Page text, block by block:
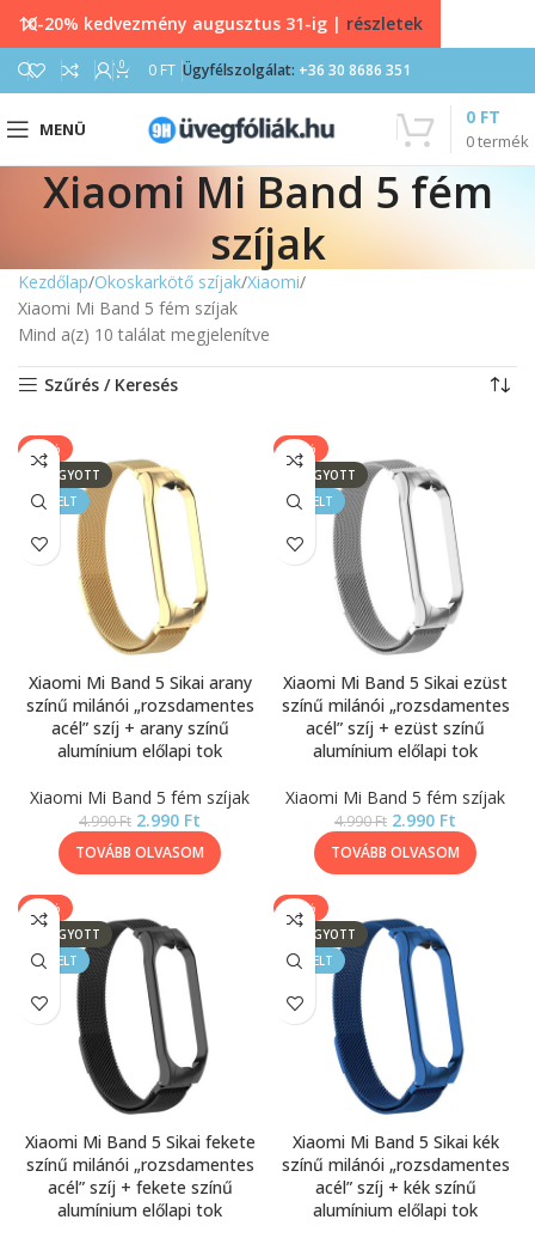
0 0 FT Ügyfélszolgálat: +36 30 8686 351
MENÜ
0termék
0 FT
Xiaomi Mi Band 5 fém
szíjak
Kezdőlap Okoskarkötő szíjak Xiaomi
Xiaomi Mi Band 5 fém szíjak
Mind a(z) 10 találat megjelenítve
Szűrés / Keresés
-40%
ELFOGYOTT
KIEMELT
Xiaomi Mi Band 5 Sikai arany
színű milánói „rozsdamentes
acél” szíj + arany színű
alumínium előlapi tok
Xiaomi Mi Band 5 fém szíjak
4.990Ft 2.990 Ft
TOVÁBB OLVASOM
-40%
ELFOGYOTT
KIEMELT
Xiaomi Mi Band 5 Sikai ezüst
színű milánói „rozsdamentes
acél” szíj + ezüst színű
alumínium előlapi tok
Xiaomi Mi Band 5 fém szíjak
4.990Ft 2.990 Ft
TOVÁBB OLVASOM
-40%
ELFOGYOTT
KIEMELT
Xiaomi Mi Band 5 Sikai fekete
színű milánói „rozsdamentes
acél” szíj + fekete színű
alumínium előlapi tok
-40%
ELFOGYOTT
KIEMELT
Xiaomi Mi Band 5 Sikai kék
színű milánói „rozsdamentes
acél” szíj + kék színű
alumínium előlapi tok
10-20% kedvezmény augusztus 31-ig | részletek